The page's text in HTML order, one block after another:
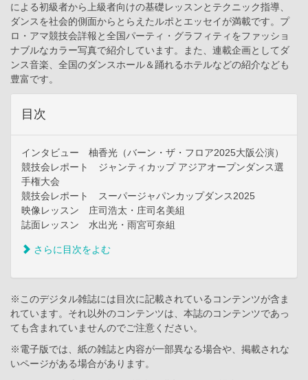
による初級者から上級者向けの基礎レッスンとテクニック指導、
ダンスを社会的側面からとらえたルポとエッセイが満載です。プ
ロ・アマ競技会詳報と全国パーティ・グラフィティをファッショ
ナブルなカラー写真で紹介しています。また、連載企画としてダ
ンス音楽、全国のダンスホール＆踊れるホテルなどの紹介なども
豊富です。
目次
インタビュー 柚香光（バーン・ザ・フロア2025大阪公演）
競技会レポート ジャンティカップ アジアオープンダンス選
手権大会
競技会レポート スーパージャパンカップダンス2025
映像レッスン 庄司浩太・庄司名美組
誌面レッスン 水出光・雨宮可奈組
さらに目次をよむ
※このデジタル雑誌には目次に記載されているコンテンツが含ま
れています。それ以外のコンテンツは、本誌のコンテンツであっ
ても含まれていませんのでご注意ください。
※電子版では、紙の雑誌と内容が一部異なる場合や、掲載されな
いページがある場合があります。